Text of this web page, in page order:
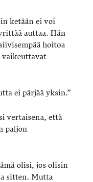
ketään ei voi
auttaa. Hän
hoitoa
vaikeuttavat
ei pärjää yksin.”
vertaisena, että
paljon
olisi, jos olisin
sitten. Mutta